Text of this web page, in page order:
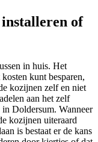
of
in huis. Het
kunt besparen,
kozijnen zelf en niet
aan het zelf
Doldersum. Wanneer
kozijnen uiteraard
is bestaat er de kans